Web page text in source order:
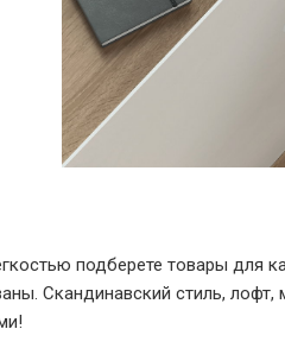
подберете товары
Скандинавский стиль,